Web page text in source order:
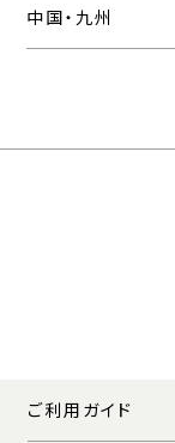
中国・九州
ご利用ガイド